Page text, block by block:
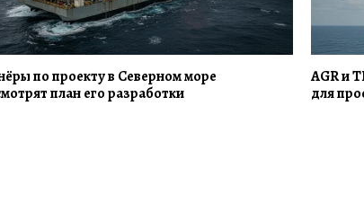
по проекту в Северном море
план его разработки
AGR и
для